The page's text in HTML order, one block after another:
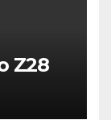
Z28